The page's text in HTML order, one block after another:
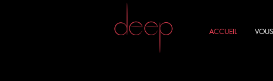
DEEP ACCUEIL